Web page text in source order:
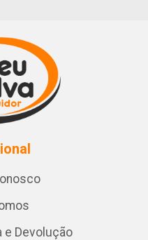
e Devolução